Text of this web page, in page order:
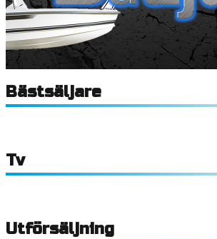
Bästsäljare
Tv
Utförsäljning